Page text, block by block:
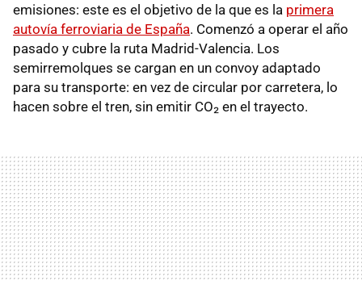
emisiones: este es el objetivo de la que es la primera
autovía ferroviaria de España. Comenzó a operar el año
pasado y cubre la ruta Madrid-Valencia. Los
semirremolques se cargan en un convoy adaptado
para su transporte: en vez de circular por carretera, lo
hacen sobre el tren, sin emitir CO₂ en el trayecto.